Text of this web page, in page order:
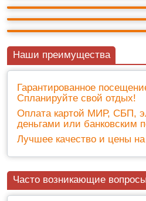
3 400 ₽
Наши преимущества
Гарантированное
Спланируйте свой отдых!
Оплата картой МИР, СБП,
деньгами или банковским
Лучшее качество и цены
Часто возникающие вопросы